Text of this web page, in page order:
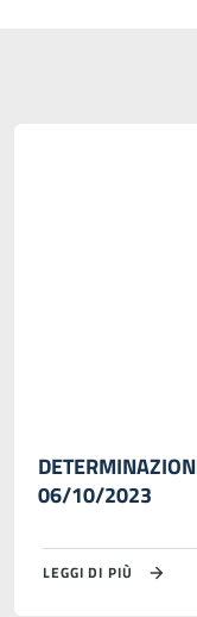
06/10/2023
LEGGI DI PIÙ